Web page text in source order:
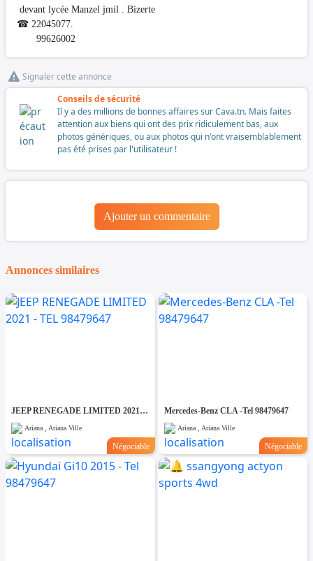
devant lycée Manzel jmil . Bizerte
☎ 22045077.
99626002
Signaler cette annonce
Conseils de sécurité
Il y a des millions de bonnes affaires sur Cava.tn. Mais faites
attention aux biens qui ont des prix ridiculement bas, aux
photos génériques, ou aux photos qui n'ont vraisemblablement
pas été prises par l'utilisateur !
Ajouter un commentaire
Annonces similaires
JEEP RENEGADE LIMITED 2021 - TEL 98479647
Ariana , Ariana Ville
Négociable
Mercedes-Benz CLA -Tel 98479647
Ariana , Ariana Ville
Négociable